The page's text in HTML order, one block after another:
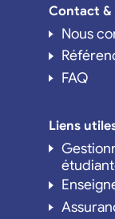
Contact &
Nous
FAQ
Liens